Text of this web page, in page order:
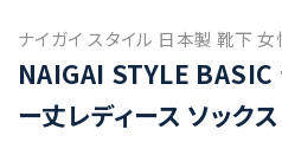
ナイガイ スタイル 日本製 靴下
NAIGAI STYLE BASIC
ー丈レディース ソック